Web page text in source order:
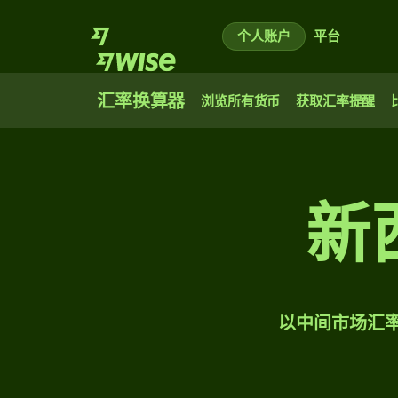
个人账户 平台
汇率换算器 浏览所有货币 获取汇率提醒
新
以中间市场汇